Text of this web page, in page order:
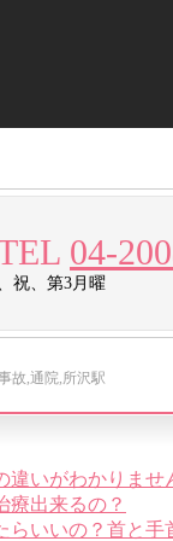
04-
祝、第3月曜
故,通院,所沢駅
いがわかりませ
療出来るの？
らいいの？首と